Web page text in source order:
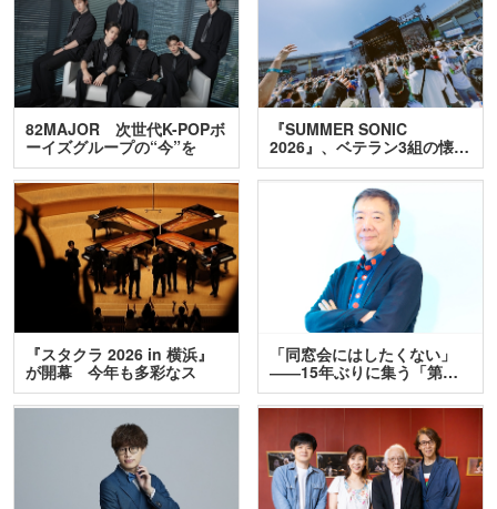
82MAJOR 次世代K-POPボ
ーイズグループの“今”を
訊…
『SUMMER SONIC
2026』、ベテラン3組の懐…
『スタクラ 2026 in 横浜』
が開幕 今年も多彩なス
テ…
「同窓会にはしたくない」
――15年ぶりに集う「第…